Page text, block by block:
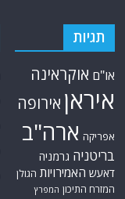
תגיות
או"ם אוקראינה
איראן אירופה
אפריקה ארה"ב
בריטניה גרמניה
דאעש האמירויות הגולן
המזרח התיכון המפרץ